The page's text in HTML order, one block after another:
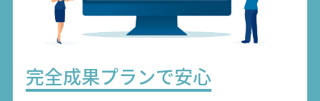
完全成果プランで安心